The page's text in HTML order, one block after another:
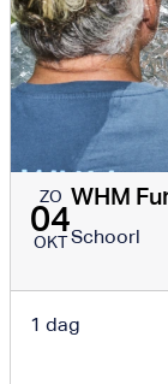
ZO
04
OKT
WHM
Schoorl
1 dag